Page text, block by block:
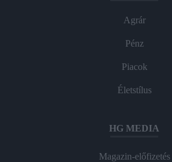
Agrár
Pénz
Piacok
Életstílus
HG MEDIA
Magazin-előfizetés